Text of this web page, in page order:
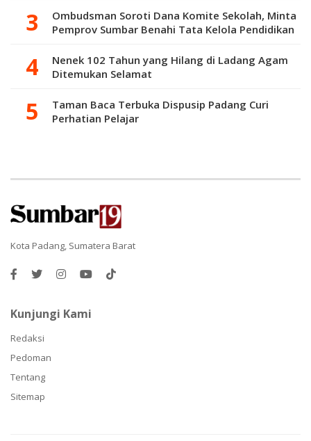
Ombudsman Soroti Dana Komite Sekolah, Minta
Pemprov Sumbar Benahi Tata Kelola Pendidikan
Nenek 102 Tahun yang Hilang di Ladang Agam
Ditemukan Selamat
Taman Baca Terbuka Dispusip Padang Curi
Perhatian Pelajar
Kota Padang, Sumatera Barat
Kunjungi Kami
Redaksi
Pedoman
Tentang
Sitemap